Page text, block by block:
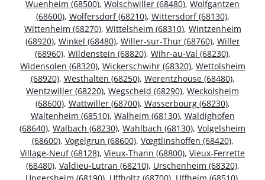
Wuenheim (68500), Wolschwiller (68480), Wolfgantzen
(68600), Wolfersdorf (68210), Wittersdorf (68130),
Wittenheim (68270), Wittelsheim (68310), Wintzenheim
(68920), Winkel (68480), Willer-sur-Thur (68760), Willer
(68960), Wildenstein (68820), Wihr-au-Val (68230),
Widensolen (68320), Wickerschwihr (68320), Wettolsheim
(68920), Westhalten (68250), Werentzhouse (68480),
Wentzwiller (68220), Wegscheid (68290), Weckolsheim
(68600), Wattwiller (68700), Wasserbourg (68230),
Waltenheim (68510), Walheim (68130), Waldighofen
(68640), Walbach (68230), Wahlbach (68130), Volgelsheim
(68600), Vogelgrun (68600), Vœgtlinshoffen (68420),
Village-Neuf (68128), Vieux-Thann (68800), Vieux-Ferrette
(68480), Valdieu-Lutran (68210), Urschenheim (68320),